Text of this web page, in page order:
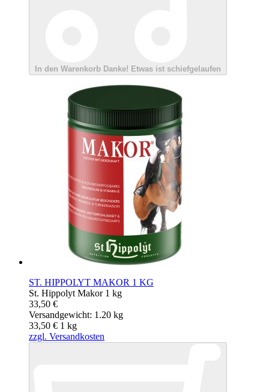
In den Warenkorb Danke! Etwas ist schiefgelaufen
ST. HIPPOLYT MAKOR 1 KG
St. Hippolyt Makor 1 kg
33,50 €
Versandgewicht: 1.20 kg
33,50 € 1 kg
zzgl. Versandkosten